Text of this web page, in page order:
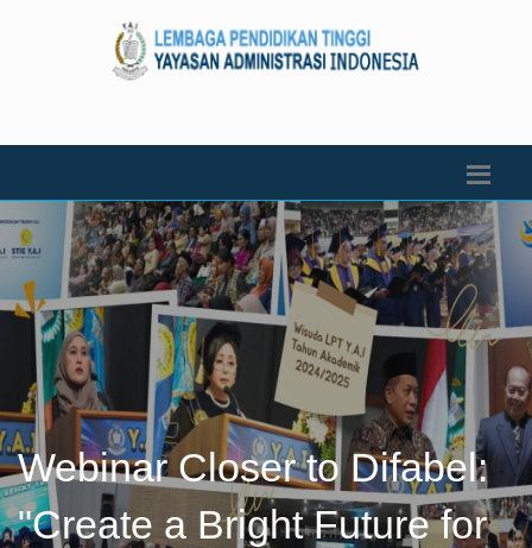
Webinar Closer to Difabel:
"Create a Bright Future for